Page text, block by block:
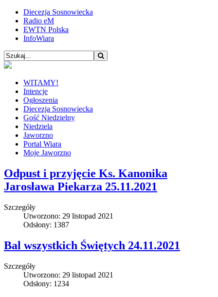
Diecezja Sosnowiecka
Radio eM
EWTN Polska
InfoWiara
WITAMY!
Intencje
Ogłoszenia
Diecezja Sosnowiecka
Gość Niedzielny
Niedziela
Jaworzno
Portal Wiara
Moje Jaworzno
Odpust i przyjęcie Ks. Kanonika
Jarosława Piekarza 25.11.2021
Szczegóły
Utworzono: 29 listopad 2021
Odsłony: 1387
Bal wszystkich Świętych 24.11.2021
Szczegóły
Utworzono: 29 listopad 2021
Odsłony: 1234